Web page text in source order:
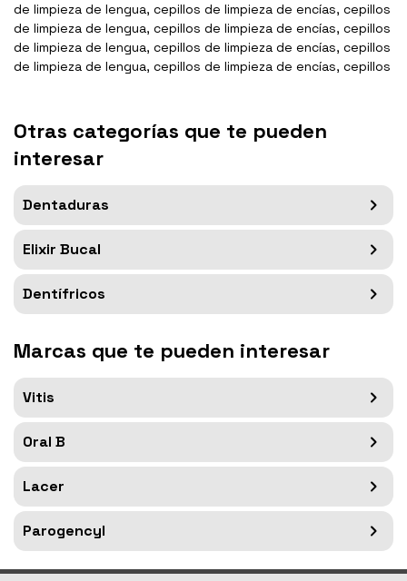
de limpieza de lengua, cepillos de limpieza de encías, cepillos
de limpieza de lengua, cepillos de limpieza de encías, cepillos
de limpieza de lengua, cepillos de limpieza de encías, cepillos
de limpieza de lengua, cepillos de limpieza de encías, cepillos
Otras categorías que te pueden
interesar
Dentaduras
Elixir Bucal
Dentífricos
Marcas que te pueden interesar
Vitis
Oral B
Lacer
Parogencyl